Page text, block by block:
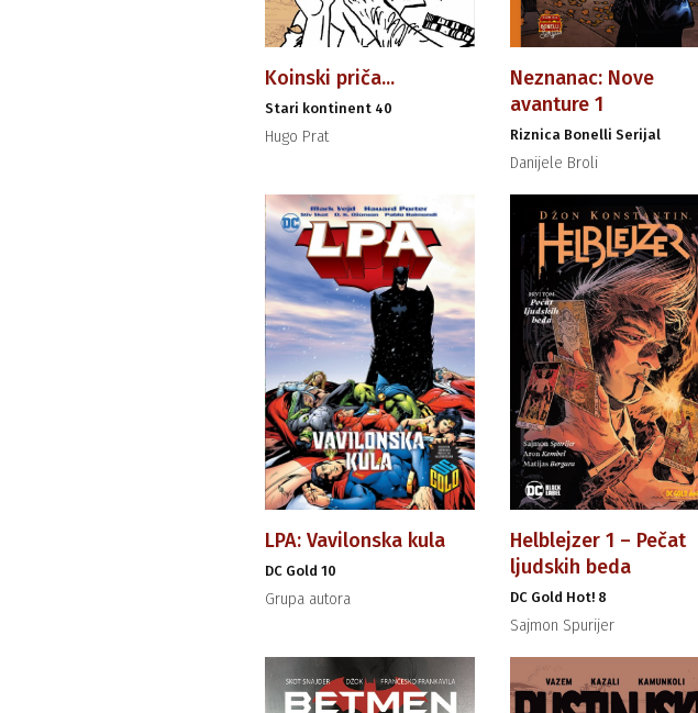
Koinski priča...
Stari kontinent 40
Hugo Prat
Neznanac: Nove
avanture 1
Riznica Bonelli Serijal
Danijele Broli
LPA: Vavilonska kula
DC Gold 10
Grupa autora
Helblejzer 1 – Pečat
ljudskih beda
DC Gold Hot! 8
Sajmon Spurijer